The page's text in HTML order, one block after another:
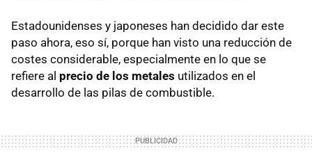
Estadounidenses y japoneses han decidido dar este
paso ahora, eso sí, porque han visto una reducción de
costes considerable, especialmente en lo que se
refiere al precio de los metales utilizados en el
desarrollo de las pilas de combustible.